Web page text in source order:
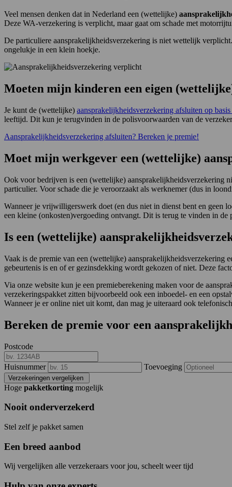
Veel mensen denken dat in Nederland een (wettelijke)
Deze WA-verzekering is verplicht, maar gaat om schade met
De particuliere aansprakelijkheidsverzekering is niet wettelijk
ongelukje in een klein hoekje.
Moeten mijn kinderen een eigen
Je kunt de (wettelijke) aansprakelijkheidsverzekering afsluiten op
leeftijd. Dit kun je terugvinden in de polisvoorwaarden van de
Aansprakelijkheidsverzekering afsluiten? Bereken je premie!
Moet mijn werkgever een (wettelijke)
Ook voor bedrijven is een (wettelijke) aansprakelijkheidsverzekering
particulier. Voor schade die je veroorzaakt als werknemer (dus in
Wanneer je vrijwilligerswerk doet (en dus niet in dienst bent en geen
een kleine (onkosten)vergoeding ontvangt. Dit is terug te vinden in de
Is een (wettelijke)
Vaak is de premie van een (wettelijke) aansprakelijkheidsverzekering
gebeurtenis is en of er gezinsdekking wordt gekozen of niet. Deze
Via onze website kun je een premieberekening maken voor de
verzekeringspakket zitten bijvoorbeeld ook een inboedel- en een
Wanneer je er online niet uit komt, dan mag je uiteraard ook
Bereken de premie voor een
Postcode
Huisnummer Toevoeging
Verzekeringen vergelijken
Hoge pakketkorting mogelijk
Nooit onderverzekerd
Stel zelf je pakket samen
Een breed aanbod
Wij vergelijken alle verzekeraars voor jou, scheelt weer tijd